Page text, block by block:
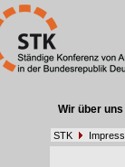
Wir über uns
STK